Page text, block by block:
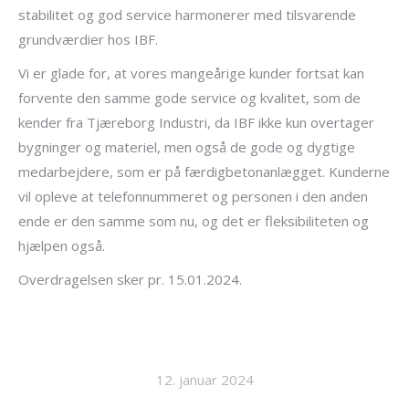
stabilitet og god service harmonerer med tilsvarende
grundværdier hos IBF.
Vi er glade for, at vores mangeårige kunder fortsat kan
forvente den samme gode service og kvalitet, som de
kender fra Tjæreborg Industri, da IBF ikke kun overtager
bygninger og materiel, men også de gode og dygtige
medarbejdere, som er på færdigbetonanlægget. Kunderne
vil opleve at telefonnummeret og personen i den anden
ende er den samme som nu, og det er fleksibiliteten og
hjælpen også.
Overdragelsen sker pr. 15.01.2024.
12. januar 2024